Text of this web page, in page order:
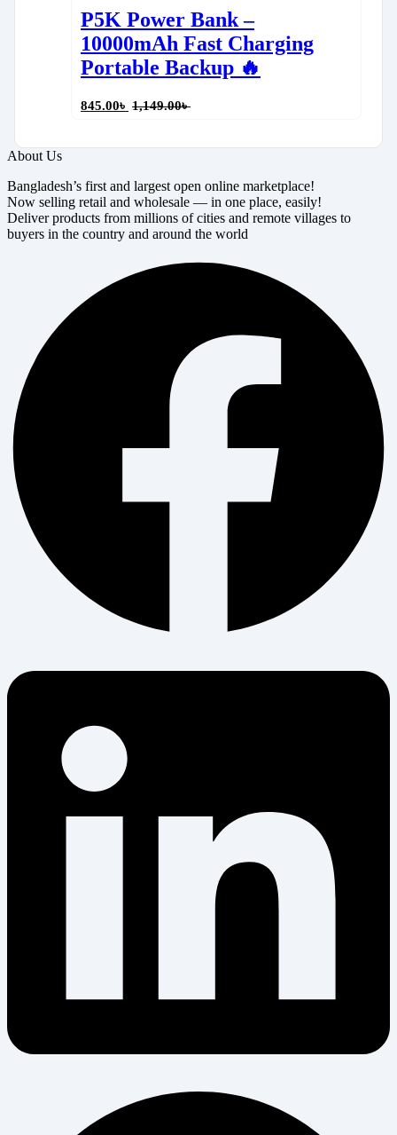
P5K Power Bank –
10000mAh Fast Charging
Portable Backup 🔥
845.00৳ 1,149.00৳
About Us
Bangladesh’s first and largest open online marketplace!
Now selling retail and wholesale — in one place, easily!
Deliver products from millions of cities and remote villages to
buyers in the country and around the world